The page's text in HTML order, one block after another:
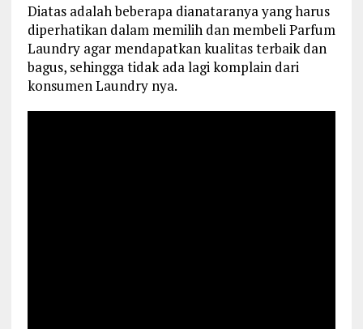
Diatas adalah beberapa dianataranya yang harus
diperhatikan dalam memilih dan membeli Parfum
Laundry agar mendapatkan kualitas terbaik dan
bagus, sehingga tidak ada lagi komplain dari
konsumen Laundry nya.